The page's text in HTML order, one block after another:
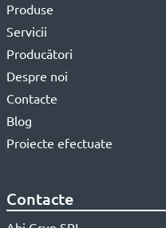
Produse
Servicii
Producători
Despre noi
Contacte
Blog
Proiecte efectuate
Contacte